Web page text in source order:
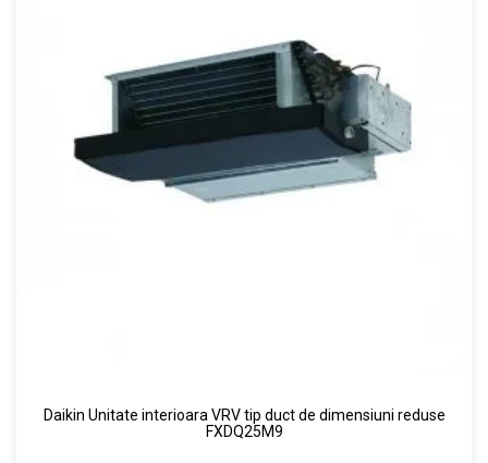
Daikin Unitate interioara VRV tip duct de dimensiuni reduse
FXDQ25M9